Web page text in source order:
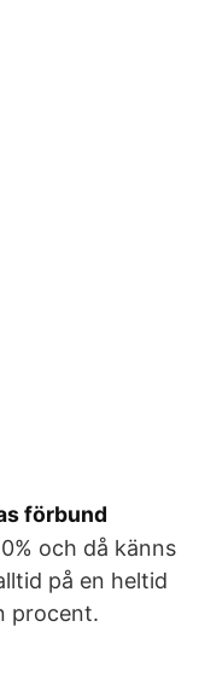
förbund
och då känns
på en heltid
procent.